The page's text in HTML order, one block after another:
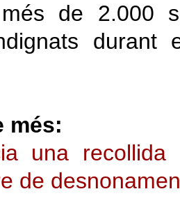
de 2.000
més:
una
de